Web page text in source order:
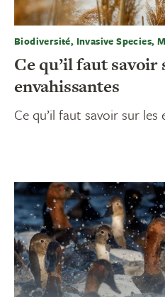
Biodiversité, Invasive Species,
Ce qu’il faut savoir
envahissantes
Ce qu’il faut savoir sur les